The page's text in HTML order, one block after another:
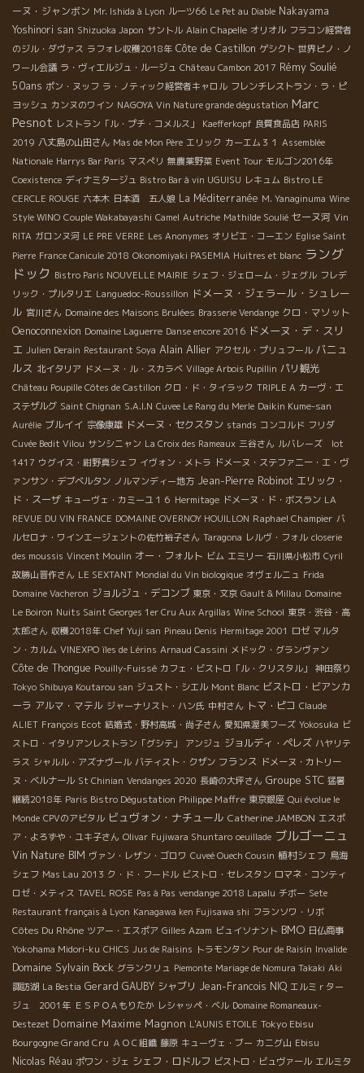
ーヌ・ジャンボン Mr. Ishida à Lyon ルーツ66 Le Pet au Diable Nakayama
Yoshinori san Shizuoka Japon サントル Alain Chapelle オリオル フラコン経営者
のジル・ダヴァス ラフォレ収穫2018年 Côte de Castillon ゲシクト 世界ピノ・ノ
ワール会議 ラ・ヴィエルジュ・ルージュ Château Cambon 2017 Rémy Soulié
50ans ポン・ヌッフ ラ・ノティック経営者キャロル フレンチレストラン・ラ・ピ
ヨッシュ カンヌのワイン NAGOYA Vin Nature grande dégustation Marc
Pesnot レストラン「ル・プチ・コメルス」 Kaefferkopf 良質食品店 PARIS
2019 八丈島の山田さん Mas de Mon Père エリック カーエム３１ Assemblée
Nationale Harrys Bar Paris マスぺリ 無農薬野菜 Event Tour モルゴン2016年
Coexistence ディナミタージュ Bistro Bar à vin UGUISU レキュム Bistro LE
CERCLE ROUGE 六本木 日本酒 五人娘 La Méditerranée M. Yanaginuma Wine
Style WINO Couple Wakabayashi Camel Autriche Mathilde Soulié セーヌ河 Vin
RITA ガロンヌ河 LE PRE VERRE Les Anonymes オリビエ・コーエン Eglise Saint
Pierre France Canicule 2018 Okonomiyaki PASEMIA Huitres et blanc ラング
ドック Bistro Paris NOUVELLE MAIRIE シェフ・ジェローム・ジェグル フレデ
リック・プルタリエ Languedoc-Roussillon ドメーヌ・ジェラール・シュレー
ル 宮川さん Domaine des Maisons Brulées Brasserie Vendange クロ・マソット
Oenoconnexion Domaine Laguerre Danse encore 2016 ドメーヌ・デ・スリ
エ Julien Derain Restaurant Soya Alain Allier アクセル・プリュフール バニュ
ルス 北イタリア ドメーヌ・ル・スカラベ Village Arbois Pupillin パリ観光
Château Poupille Côtes de Castillon クロ・ド・タイラック TRIPLE A カーヴ・エ
ステザルグ Saint Chignan S.A.I.N Cuvee Le Rang du Merle Daikin Kume-san
Aurélie ブルイイ 宗像康雄 ドメーヌ・セクスタン stands コンコルド フリダ
Cuvée Bedit Vilou サンシニャン La Croix des Rameaux 三谷さん ルバレーズ lot
1417 ウグイス・紺野真シェフ イヴォン・メトラ ドメーヌ・ステファニー・エ・ヴ
ァンサン・デブベルタン ノルマンディー地方 Jean-Pierre Robinot エリック・
ド・スーザ キューヴェ・カミーユ１６ Hermitage ドメーヌ・ド・ボスラン LA
REVUE DU VIN FRANCE DOMAINE OVERNOY HOUILLON Raphael Champier バ
ルセロナ・ワインエージェントの佐竹裕子さん Taragona レルヴ・フォル closerie
des moussis Vincent Moulin オー・フォルト ビム エミリー 石川県小松市 Cyril
故勝山晋作さん LE SEXTANT Mondial du Vin biologique オヴェルニュ Frida
Domaine Vacheron ジョルジュ・デコンブ 東京・文京 Gault & Millau Domaine
Le Boiron Nuits Saint Georges 1er Cru Aux Argillas Wine School 東京・渋谷・高
太郎さん 収穫2018年 Chef Yuji san Pineau Denis Hermitage 2001 ロゼ マルタ
ン・カルム VINEXPO îles de Lérins Arnaud Cassini メドック・グランヴァン
Côte de Thongue Pouilly-Fuissé カフェ・ビストロ「ル・クリスタル」
神田祭り
Tokyo Shibuya Koutarou san ジュスト・シエル Mont Blanc ビストロ・ビアンカ
ーラ アルマ・マテル ジャーナリスト・ハン氏 中村さん トマ・ピコ Claude
ALIET François Ecot 結婚式・野村高城・尚子さん 愛知県渥美フーズ Yokosuka ビ
ストロ・イタリアンレストラン「グシテ」
アンジュ ジョルディ・ペレズ ハヤリテ
ラス シャルル・アズナヴール バティスト・クザン フランス ドメーヌ・カトリー
ヌ・ベルナール St Chinian Vendanges 2020 長崎の大坪さん Groupe STC 猛暑
継続2018年 Paris Bistro Dégustation Philippe Maffre 東京銀座 Qui évolue le
Monde CPVのアビタル ビュヴォン・ナチュール Catherine JAMBON エスポ
ア・よろずや・ユキ子さん Olivar Fujiwara Shuntaro oeuillade ブルゴーニュ
Vin Nature BIM ヴァン・レザン・ゴロワ Cuveé Ouech Cousin 植村シェフ 鳥海
シェフ Mas Lau 2013 ク・ド・フードル ビストロ・セレスタン ロマネ・コンティ
ロゼ・メティス TAVEL ROSE Pas à Pas vendange 2018 Lapalu チボー Sete
Restaurant français à Lyon Kanagawa ken Fujisawa shi フランソワ・リボ
Côtes Du Rhône ツアー・エスポア Gilles Azam ビュイソナント BMO 日仏商事
Yokohama Midori-ku CHICS Jus de Raisins トラモンタン Pour de Raisin Invalide
Domaine Sylvain Bock グランクリュ Piemonte Mariage de Nomura Takaki Aki
諏訪湖 La Bestia Gerard GAUBY シャブリ Jean-Francois NIQ エルミｒター
ジュ 2001年 ＥＳＰＯＡもりたか レシャッペ・ベル Domaine Romaneaux-
Destezet Domaine Maxime Magnon L'AUNIS ETOILE Tokyo Ebisu
Bourgogne Grand Cru ＡＯＣ組織 藤原 キューヴェ・ブー カニグ山 Ebisu
Nicolas Réau ポワン・ジェ シェフ・ロドルフ ビストロ・ビュヴァール エルミタ